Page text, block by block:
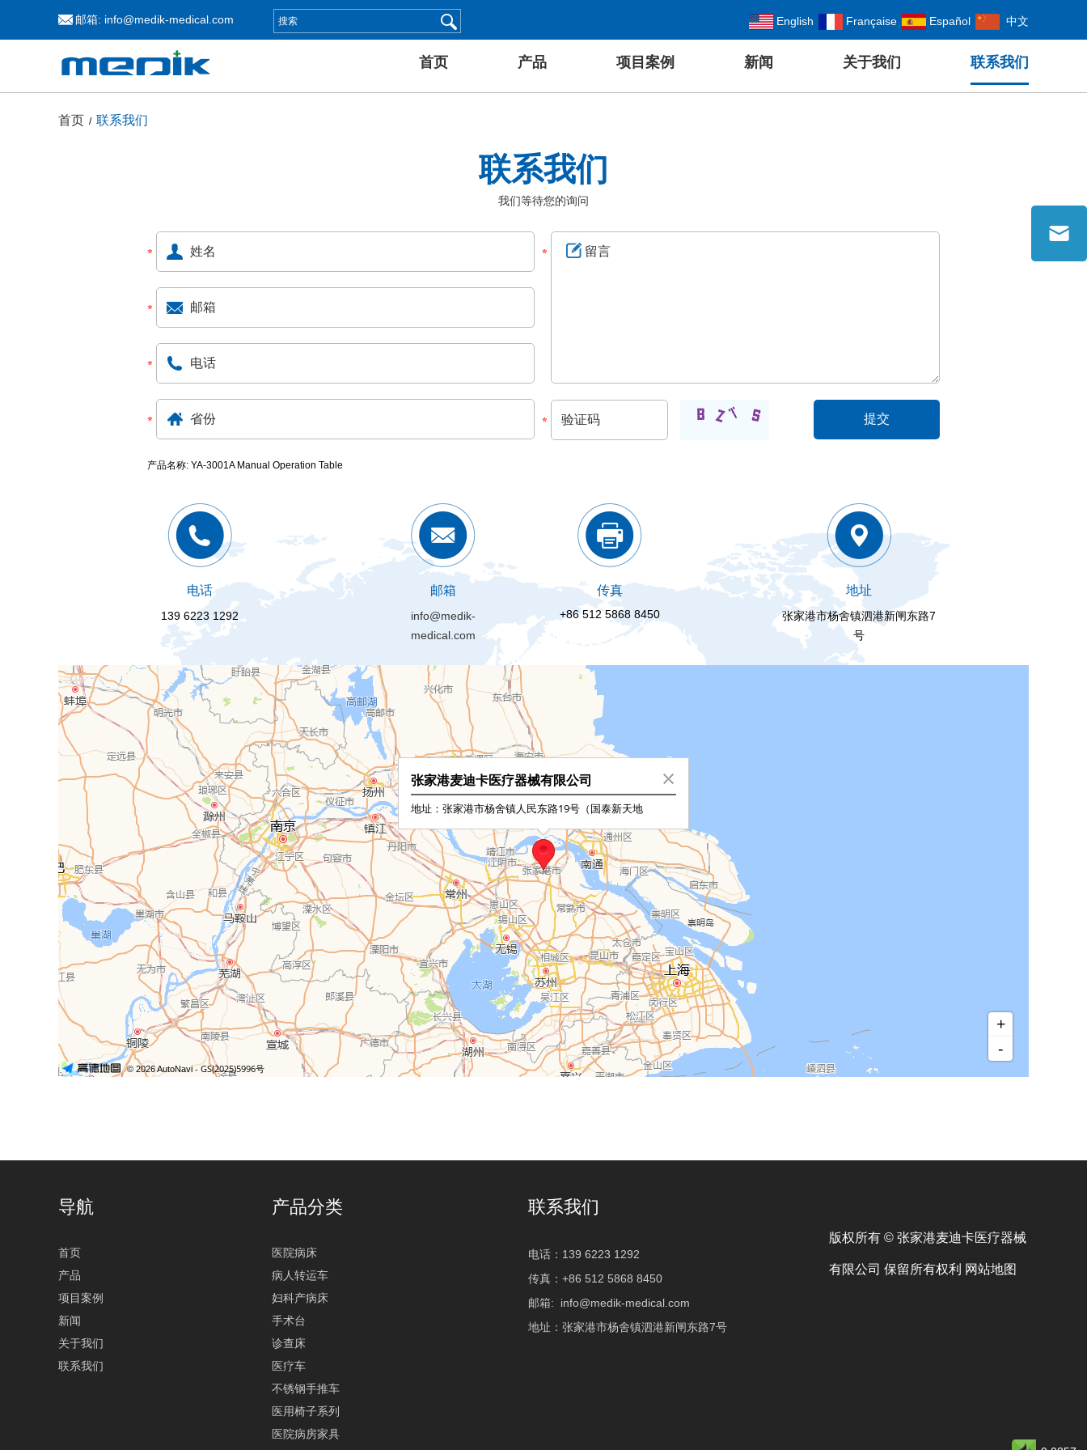
邮箱: info@medik-medical.com English Française Español 中文
首页 产品 项目案例 新闻 关于我们 联系我们
首页 / 联系我们
联系我们
我们等待您的询问
产品名称: YA-3001A Manual Operation Table
电话
139 6223 1292
邮箱
info@medik-
medical.com
传真
+86 512 5868 8450
地址
张家港市杨舍镇泗港新闸东路7
号
导航
首页
产品
项目案例
新闻
关于我们
联系我们
产品分类
医院病床
病人转运车
妇科产病床
手术台
诊查床
医疗车
不锈钢手推车
医用椅子系列
医院病房家具
联系我们
电话：139 6223 1292
传真：+86 512 5868 8450
邮箱: info@medik-medical.com
地址：张家港市杨舍镇泗港新闸东路7号
版权所有 © 张家港麦迪卡医疗器械
有限公司 保留所有权利 网站地图